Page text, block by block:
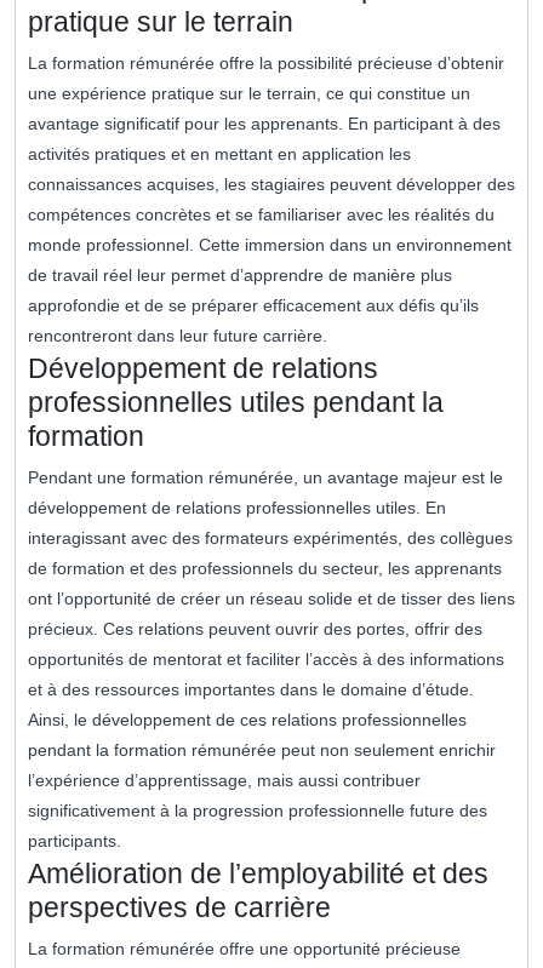
pratique sur le terrain
La formation rémunérée offre la possibilité précieuse d’obtenir
une expérience pratique sur le terrain, ce qui constitue un
avantage significatif pour les apprenants. En participant à des
activités pratiques et en mettant en application les
connaissances acquises, les stagiaires peuvent développer des
compétences concrètes et se familiariser avec les réalités du
monde professionnel. Cette immersion dans un environnement
de travail réel leur permet d’apprendre de manière plus
approfondie et de se préparer efficacement aux défis qu’ils
rencontreront dans leur future carrière.
Développement de relations
professionnelles utiles pendant la
formation
Pendant une formation rémunérée, un avantage majeur est le
développement de relations professionnelles utiles. En
interagissant avec des formateurs expérimentés, des collègues
de formation et des professionnels du secteur, les apprenants
ont l’opportunité de créer un réseau solide et de tisser des liens
précieux. Ces relations peuvent ouvrir des portes, offrir des
opportunités de mentorat et faciliter l’accès à des informations
et à des ressources importantes dans le domaine d’étude.
Ainsi, le développement de ces relations professionnelles
pendant la formation rémunérée peut non seulement enrichir
l’expérience d’apprentissage, mais aussi contribuer
significativement à la progression professionnelle future des
participants.
Amélioration de l’employabilité et des
perspectives de carrière
La formation rémunérée offre une opportunité précieuse